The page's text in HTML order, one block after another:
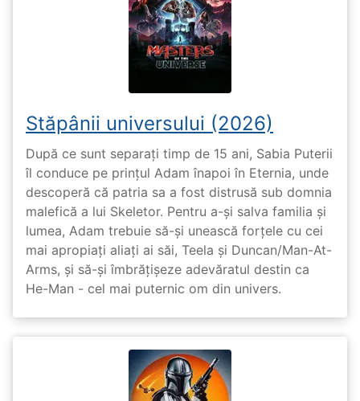
Stăpânii universului (2026)
După ce sunt separați timp de 15 ani, Sabia Puterii
îl conduce pe prințul Adam înapoi în Eternia, unde
descoperă că patria sa a fost distrusă sub domnia
malefică a lui Skeletor. Pentru a-și salva familia și
lumea, Adam trebuie să-și unească forțele cu cei
mai apropiați aliați ai săi, Teela și Duncan/Man-At-
Arms, și să-și îmbrățișeze adevăratul destin ca
He-Man - cel mai puternic om din univers.